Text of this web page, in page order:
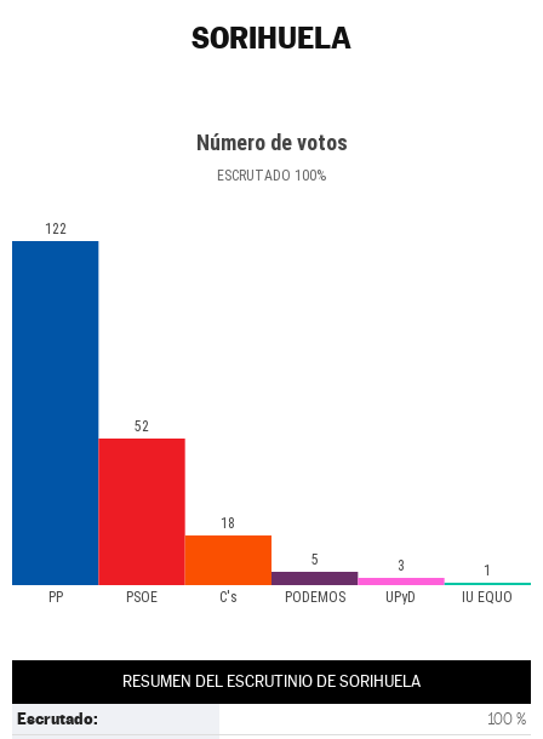
SORIHUELA
Número de votos
ESCRUTADO 100%
PP PSOE C's PODEMOS UPyD IU EQUO
122
52
18
5 3 1
RESUMEN DEL ESCRUTINIO DE SORIHUELA
Escrutado: 100 %